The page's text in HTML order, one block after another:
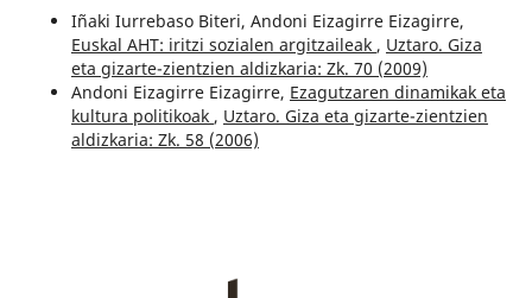
Iñaki Iurrebaso Biteri, Andoni Eizagirre Eizagirre,
Euskal AHT: iritzi sozialen argitzaileak , Uztaro. Giza
eta gizarte-zientzien aldizkaria: Zk. 70 (2009)
Andoni Eizagirre Eizagirre, Ezagutzaren dinamikak eta
kultura politikoak , Uztaro. Giza eta gizarte-zientzien
aldizkaria: Zk. 58 (2006)